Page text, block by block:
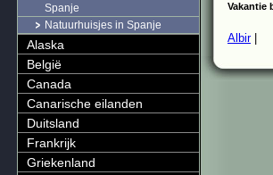
Vakantie
Albir|
Spanje
Natuurhuisjes in Spanje
Alaska
België
Canada
Canarische eilanden
Duitsland
Frankrijk
Griekenland